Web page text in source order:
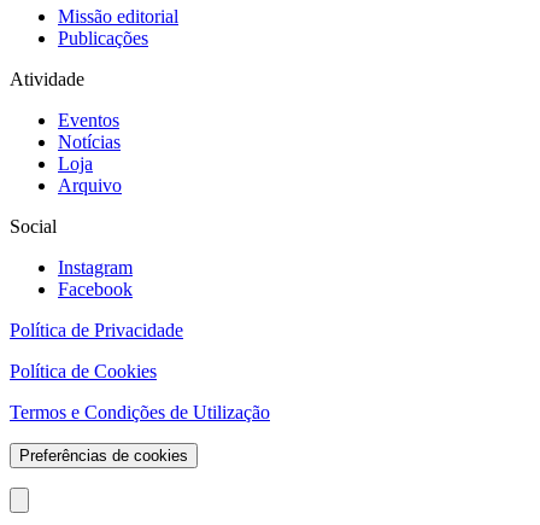
Missão editorial
Publicações
Atividade
Eventos
Notícias
Loja
Arquivo
Social
Instagram
Facebook
Política de Privacidade
Política de Cookies
Termos e Condições de Utilização
Preferências de cookies